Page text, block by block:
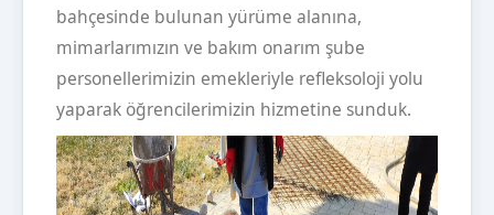
bahçesinde bulunan yürüme alanına,
mimarlarımızın ve bakım onarım şube
personellerimizin emekleriyle refleksoloji yolu
yaparak öğrencilerimizin hizmetine sunduk.